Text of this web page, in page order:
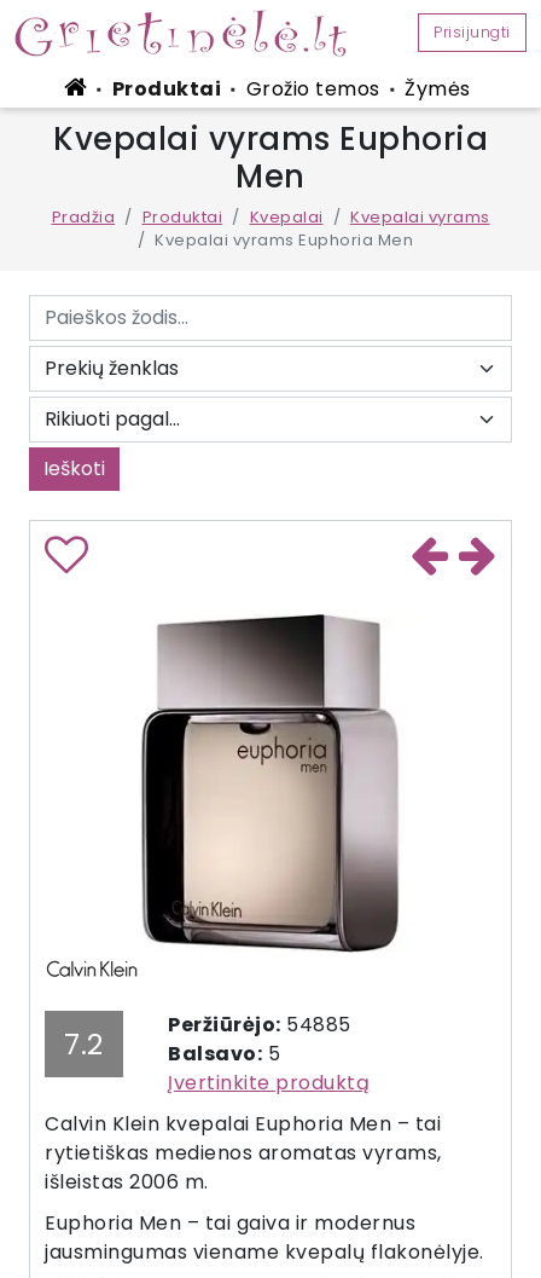
Prisijungti
■ Produktai ■ Grožio temos ■ Žymės
Kvepalai vyrams Euphoria
Men
Pradžia Produktai Kvepalai
Kvepalai vyrams
Kvepalai vyrams Euphoria Men
Ieškoti
7.2 Peržiūrėjo: 54885
Balsavo: 5
Įvertinkite produktą
Calvin Klein kvepalai Euphoria Men – tai
rytietiškas medienos aromatas vyrams,
išleistas 2006 m.
Euphoria Men – tai gaiva ir modernus
jausmingumas viename kvepalų flakonėlyje.